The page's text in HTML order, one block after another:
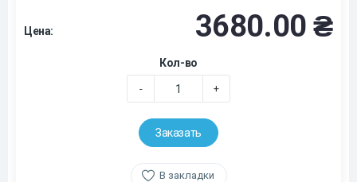
Цена: 3680.00 ₴
Кол-во
- +
Заказать
В закладки